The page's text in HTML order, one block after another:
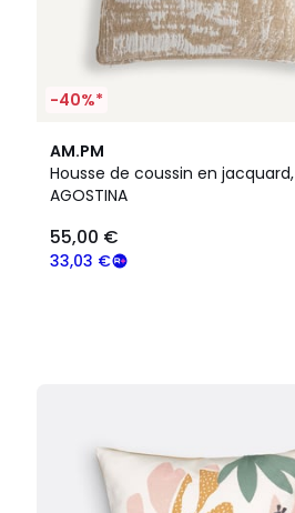
-40%*
AM.PM
Housse de coussin en jacquard,
AGOSTINA
33,03 €
55,00 €